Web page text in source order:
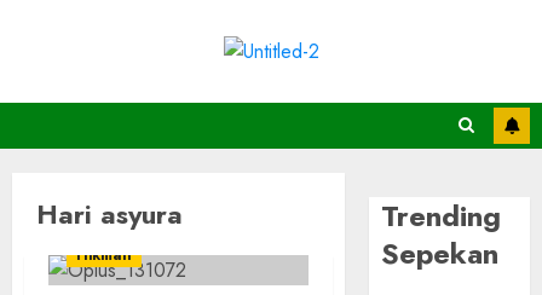
Hari asyura
Hikmah
Trending
Sepekan